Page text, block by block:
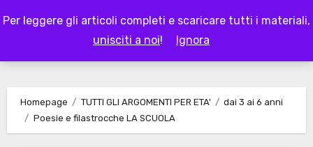
Per leggere gli articoli completi e scaricare tutti i materiali,
unisciti a noi! Ignora
to
LAPAPPADOLCE
Homepage TUTTI GLI ARGOMENTI PER ETA'
dai 3 ai 6 anni
Poesie e filastrocche LA SCUOLA